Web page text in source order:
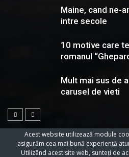
Maine, cand ne-
intre secole
10 motive care
romanul
Mult mai sus de
carusel de vieti
Acest website utilizează module
asigurăm cea mai bună experiență
Utilizând acest site web, sunteți de